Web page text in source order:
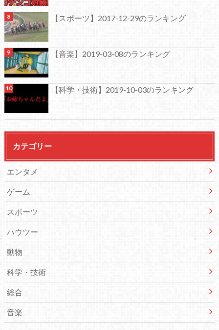
【スポーツ】2017-12-29のランキング
【音楽】2019-03-08のランキング
【科学・技術】2019-10-03のランキング
カテゴリー
エンタメ
ゲーム
スポーツ
ハウツー
動物
科学・技術
総合
音楽